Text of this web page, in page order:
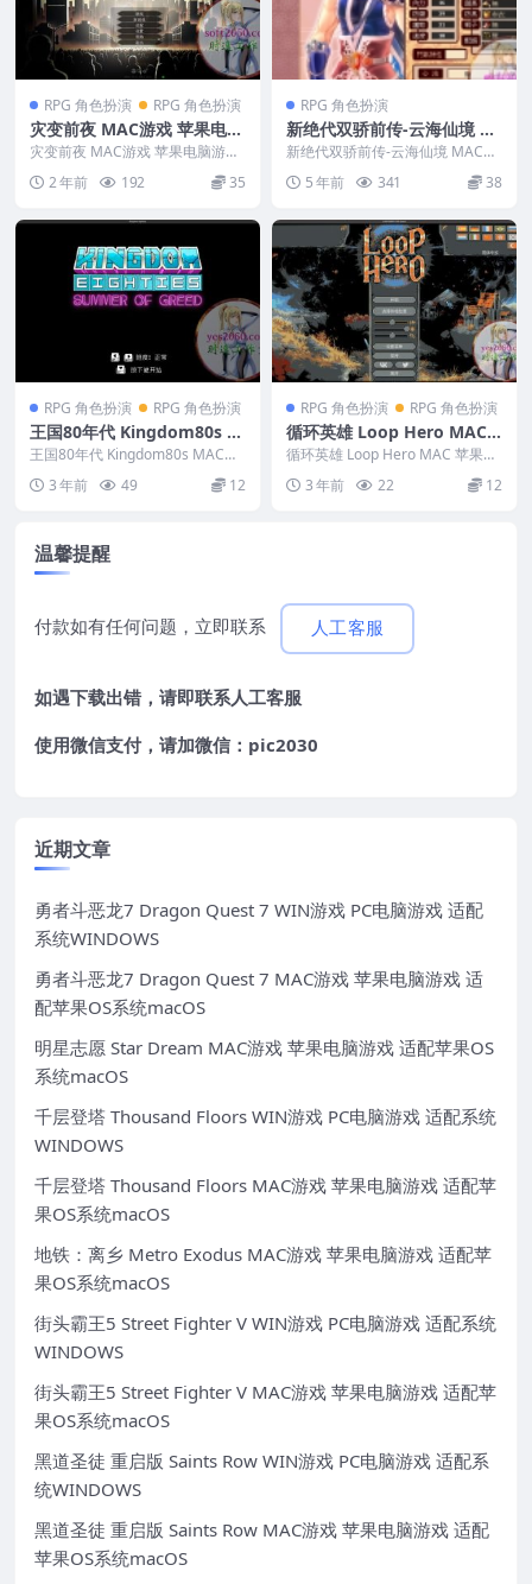
RPG 角色扮演 RPG 角色扮演
灾变前夜 MAC游戏 苹果电脑
游戏 适配系统14 15
灾变前夜 MAC游戏 苹果电脑游戏
2 年前 192 35
RPG 角色扮演
新绝代双骄前传-云海仙境 M
AC游戏 苹果电脑游戏 适配苹
果OS系统macOS
新绝代双骄前传-云海仙境 MAC游
戏 苹果电脑游戏 适配苹果OS系统
macOS ...
5 年前 341 38
RPG 角色扮演 RPG 角色扮演
王国80年代 Kingdom80s M
AC苹果电脑游戏 原生中文版
支持12 13 14
王国80年代 Kingdom80s MAC苹
果电脑游戏 原生中文版 支持12
1... 3 年前 49 12
RPG 角色扮演 RPG 角色扮演
循环英雄 Loop Hero MAC
苹果电脑游戏 原生中文版
循环英雄 Loop Hero MAC 苹果电
3 年前 22 12
温馨提醒
付款如有任何问题，立即联系 人工客服
如遇下载出错，请即联系人工客服
使用微信支付，请加微信：pic2030
近期文章
勇者斗恶龙7 Dragon Quest 7 WIN游戏 PC电脑游戏 适配
系统WINDOWS
勇者斗恶龙7 Dragon Quest 7 MAC游戏 苹果电脑游戏 适
配苹果OS系统macOS
明星志愿 Star Dream MAC游戏 苹果电脑游戏 适配苹果OS
系统macOS
千层登塔 Thousand Floors WIN游戏 PC电脑游戏 适配系统
WINDOWS
千层登塔 Thousand Floors MAC游戏 苹果电脑游戏 适配苹
果OS系统macOS
地铁：离乡 Metro Exodus MAC游戏 苹果电脑游戏 适配苹
果OS系统macOS
街头霸王5 Street Fighter V WIN游戏 PC电脑游戏 适配系统
WINDOWS
街头霸王5 Street Fighter V MAC游戏 苹果电脑游戏 适配苹
果OS系统macOS
黑道圣徒 重启版 Saints Row WIN游戏 PC电脑游戏 适配系
统WINDOWS
黑道圣徒 重启版 Saints Row MAC游戏 苹果电脑游戏 适配
苹果OS系统macOS